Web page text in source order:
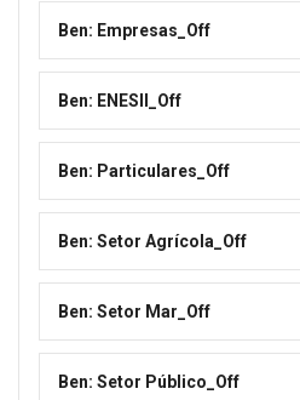
Ben: Empresas_Off
Ben: ENESII_Off
Ben: Particulares_Off
Ben: Setor Agrícola_Off
Ben: Setor Mar_Off
Ben: Setor Público_Off